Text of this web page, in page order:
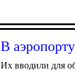
В
Их вводили для